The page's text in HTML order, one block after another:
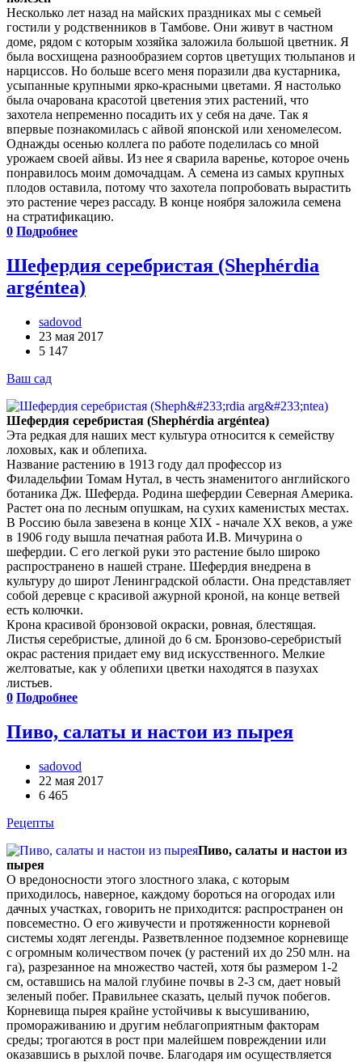
Несколько лет назад на майских праздниках мы с семьей
гостили у родственников в Тамбове. Они живут в частном
доме, рядом с которым хозяйка заложила большой цветник. Я
была восхищена разнообразием сортов цветущих тюльпанов и
нарциссов. Но больше всего меня поразили два кустарника,
усыпанные крупными ярко-красными цветами. Я настолько
была очарована красотой цветения этих растений, что
захотела непременно посадить их у себя на даче. Так я
впервые познакомилась с айвой японской или хеномелесом.
Однажды осенью коллега по работе поделилась со мной
урожаем своей айвы. Из нее я сварила варенье, которое очень
понравилось моим домочадцам. А семена из самых крупных
плодов оставила, потому что захотела попробовать вырастить
это растение через рассаду. В конце ноября заложила семена
на стратификацию.
0 Подробнее
Шефердия серебристая (Shephérdia
argéntea)
sadovod
23 мая 2017
5 147
Ваш сад
Шефердия серебристая (Shephérdia argéntea)
Эта редкая для наших мест культура относится к семейству
лоховых, как и облепиха.
Название растению в 1913 году дал профессор из
Филадельфии Томам Нутал, в честь знаменитого английского
ботаника Дж. Шеферда. Родина шефердии Северная Америка.
Растет она по лесным опушкам, на сухих каменистых местах.
В Россию была завезена в конце XIX - начале XX веков, а уже
в 1906 году вышла печатная работа И.В. Мичурина о
шефердии. С его легкой руки это растение было широко
распространено в нашей стране. Шефердия внедрена в
культуру до широт Ленинградской области. Она представляет
собой деревце с красивой ажурной кроной, на конце ветвей
есть колючки.
Крона красивой бронзовой окраски, ровная, блестящая.
Листья серебристые, длиной до 6 см. Бронзово-серебристый
окрас растения придает ему вид искусственного. Мелкие
желтоватые, как у облепихи цветки находятся в пазухах
листьев.
0 Подробнее
Пиво, салаты и настои из пырея
sadovod
22 мая 2017
6 465
Рецепты
Пиво, салаты и настои из
пырея
О вредоносности этого злостного злака, с которым
приходилось, наверное, каждому бороться на огородах или
дачных участках, говорить не приходится: распространен он
повсеместно. О его живучести и протяженности корневой
системы ходят легенды. Разветвленное подземное корневище
с огромным количеством почек (у растений их до 250 млн. на
га), разрезанное на множество частей, хотя бы размером 1-2
см, оставшись на малой глубине почвы в 2-3 см, дает новый
зеленый побег. Правильнее сказать, целый пучок побегов.
Корневища пырея крайне устойчивы к высушиванию,
промораживанию и другим неблагоприятным факторам
среды; трогаются в рост при малейшем повреждении или
оказавшись в рыхлой почве. Благодаря им осуществляется